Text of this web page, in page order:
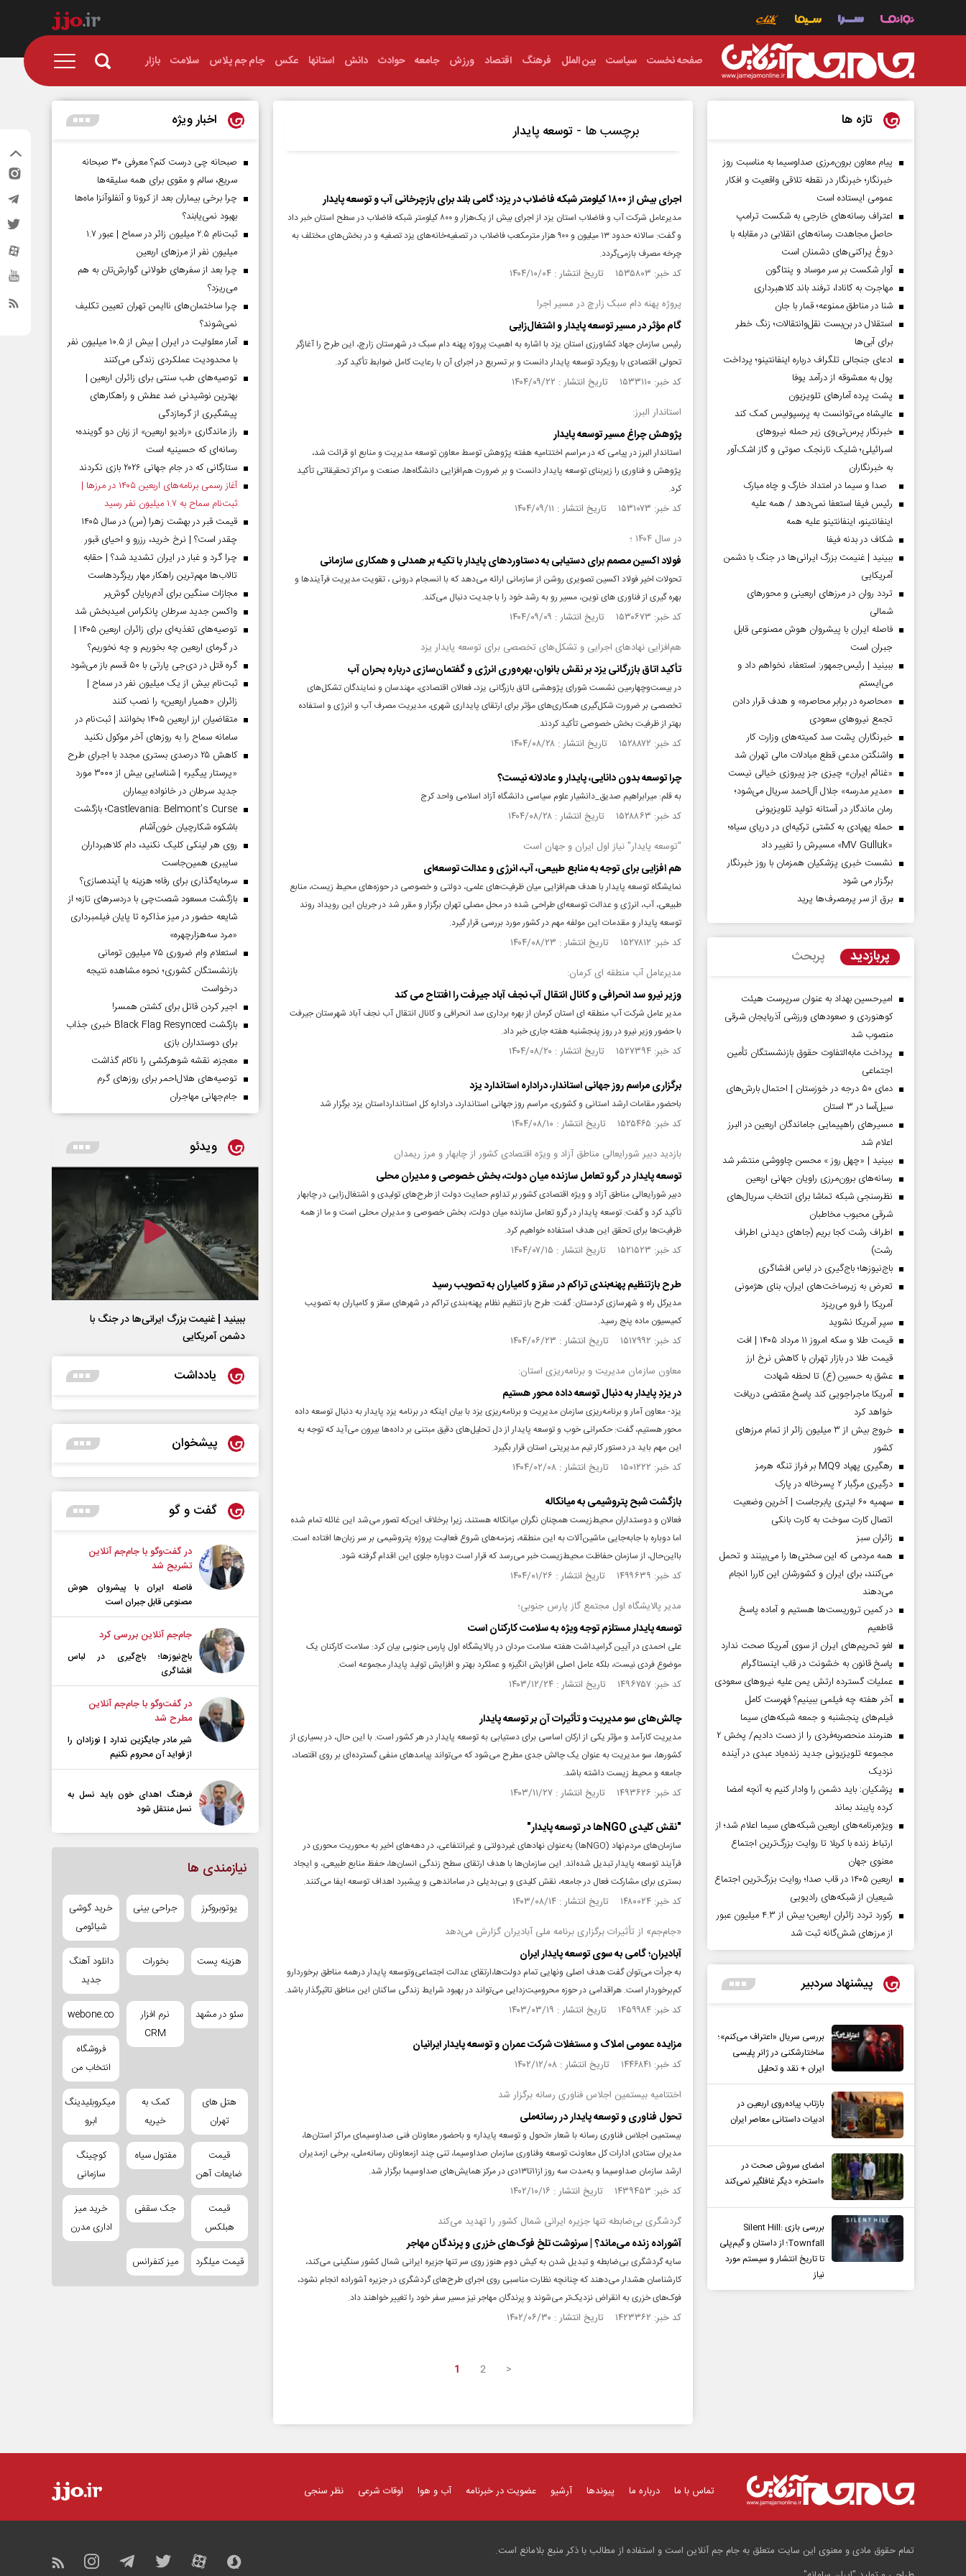
صفحه نخست سیاست بین الملل فرهنگ اقتصاد ورزش جامعه حوادث دانش استانها عکس جام جم پلاس سلامت بازار
برچسب ها - توسعه پایدار
اجرای بیش از ۱۸۰۰ کیلومتر شبکه فاضلاب در یزد؛ گامی بلند برای بازچرخانی آب و توسعه پایدار
مدیرعامل شرکت آب و فاضلاب استان یزد از اجرای بیش از یک‌هزار و ۸۰۰ کیلومتر شبکه فاضلاب در سطح استان خبر داد
و گفت: سالانه حدود ۱۳ میلیون و ۹۰۰ هزار مترمکعب فاضلاب در تصفیه‌خانه‌های یزد تصفیه و در بخش‌های مختلف به
چرخه مصرف بازمی‌گردد.
کد خبر: ۱۵۳۵۸۰۳ تاریخ انتشار : ۱۴۰۴/۱۰/۰۴
پروژه پهنه دام سبک زارچ در مسیر اجرا
گام مؤثر در مسیر توسعه پایدار و اشتغال‌زایی
رئیس سازمان جهاد کشاورزی استان یزد با اشاره به اهمیت پروژه پهنه دام سبک در شهرستان زارچ، این طرح را آغازگر
تحولی اقتصادی با رویکرد توسعه پایدار دانست و بر تسریع در اجرای آن با رعایت کامل ضوابط تأکید کرد.
کد خبر: ۱۵۳۳۱۱۰ تاریخ انتشار : ۱۴۰۴/۰۹/۲۲
استاندار البرز:
پژوهش چراغ مسیر توسعه پایدار
استاندار البرز در پیامی که در مراسم اختتامیه هفته پژوهش توسط معاون توسعه مدیریت و منابع او قرائت شد،
پژوهش و فناوری را زیربنای توسعه پایدار دانست و بر ضرورت هم‌افزایی دانشگاه‌ها، صنعت و مراکز تحقیقاتی تأکید
کرد.
کد خبر: ۱۵۳۱۰۷۳ تاریخ انتشار : ۱۴۰۴/۰۹/۱۱
در سال ۱۴۰۴ ؛
فولاد اکسین مصمم برای دستیابی به دستاوردهای پایدار با تکیه بر همدلی و همکاری سازمانی
تحولات اخیر فولاد اکسین تصویری روشن از سازمانی ارائه می‌دهد که با انسجام درونی ، تقویت مدیریت فرآیندها و
بهره‌ گیری از فناوری‌ های نوین، مسیر رو به رشد خود را با جدیت دنبال می‌کند.
کد خبر: ۱۵۳۰۶۷۳ تاریخ انتشار : ۱۴۰۴/۰۹/۰۹
هم‌افزایی نهادهای اجرایی و تشکل‌های تخصصی برای توسعه پایدار یزد
تأکید اتاق بازرگانی یزد بر نقش بانوان، بهره‌وری انرژی و گفتمان‌سازی درباره بحران آب
در بیست‌وچهارمین نشست شورای پژوهشی اتاق بازرگانی یزد، فعالان اقتصادی، مهندسان و نمایندگان تشکل‌های
تخصصی بر ضرورت شکل‌گیری همکاری‌های مؤثر برای ارتقای پایداری شهری، مدیریت مصرف آب و انرژی و استفاده
بهتر از ظرفیت بخش خصوصی تأکید کردند.
کد خبر: ۱۵۲۸۸۷۲ تاریخ انتشار : ۱۴۰۴/۰۸/۲۸
چرا توسعه بدون دانایی، پایدار و عادلانه نیست؟
به قلم: میرابراهیم صدیق_دانشیار علوم سیاسی دانشگاه آزاد اسلامی واحد کرج
کد خبر: ۱۵۲۸۸۶۳ تاریخ انتشار : ۱۴۰۴/۰۸/۲۸
"توسعه پایدار" نیاز اول ایران و جهان است
هم افزایی برای توجه به منابع طبیعی، آب، انرژی و عدالت توسعه‌ای
نمایشگاه توسعه پایدار با هدف هم‌افزایی میان ظرفیت‌های علمی، دولتی و خصوصی در حوزه‌های محیط زیست، منابع
طبیعی، آب، انرژی و عدالت توسعه‌ای طراحی شده در محل مصلی تهران برگزار و مقرر شد در جریان این رویداد روند
توسعه پایدار و مقدمات این مولفه مهم در کشور مورد بررسی قرار گیرد.
کد خبر: ۱۵۲۷۸۱۲ تاریخ انتشار : ۱۴۰۴/۰۸/۲۳
مدیرعامل آب منطقه ای کرمان:
وزیر نیرو سد انحرافی و کانال انتقال آب نجف آباد جیرفت را افتتاح می کند
مدیر عامل شرکت آب منطقه ای استان کرمان از بهره برداری سد انحرافی و کانال انتقال آب نجف‌ آباد شهرستان جیرفت
با حضور وزیر نیرو در روز پنجشنبه هفته جاری خبر داد.
کد خبر: ۱۵۲۷۳۹۴ تاریخ انتشار : ۱۴۰۴/۰۸/۲۰
برگزاری مراسم روز جهانی استاندار، دراداره استاندارد یزد
باحضور مقامات ارشد استانی و کشوری، مراسم روز جهانی استاندارد، دراداره کل استاندارداستان یزد برگزار شد
کد خبر: ۱۵۲۵۴۶۵ تاریخ انتشار : ۱۴۰۴/۰۸/۱۰
بازدید دبیر شورایعالی مناطق آزاد و ویژه اقتصادی کشور از چابهار و مرز ریمدان
توسعه پایدار در گرو تعامل سازنده میان دولت، بخش خصوصی و مدیران محلی
دبیر شورایعالی مناطق آزاد و ویژه اقتصادی کشور بر تداوم حمایت دولت از طرح‌های تولیدی و اشتغال‌زایی در چابهار
تأکید کرد و گفت: توسعه پایدار در گرو تعامل سازنده میان دولت، بخش خصوصی و مدیران محلی است و ما از همه
ظرفیت‌ها برای تحقق این هدف استفاده خواهیم کرد.
کد خبر: ۱۵۲۱۵۲۳ تاریخ انتشار : ۱۴۰۴/۰۷/۱۵
طرح بازتنظیم پهنه‌بندی تراکم در سقز و کامیاران به تصویب رسید
مدیرکل راه و شهرسازی کردستان: گفت: طرح باز تنظیم نظام پهنه‌بندی تراکم در شهرهای سقز و کامیاران به تصویب
کمیسیون ماده پنج رسید.
کد خبر: ۱۵۱۷۹۹۲ تاریخ انتشار : ۱۴۰۴/۰۶/۲۳
معاون سازمان مدیریت و برنامه‌ریزی استان:
در یزدِ پایدار به دنبال توسعه داده محور هستیم
یزد- معاون آمار و برنامه‌ریزی سازمان مدیریت و برنامه‌ریزی یزد با بیان اینکه در برنامه یزدِ پایدار به دنبال توسعه داده
محور هستیم، گفت: حکمرانی خوب و توسعه پایدار از دل تحلیل‌های دقیق مبتنی بر داده‌ها بیرون می‌آید که توجه به
این مهم باید در دستور کار تیم مدیریتی استان قرار بگیرد.
کد خبر: ۱۵۰۱۲۲۲ تاریخ انتشار : ۱۴۰۴/۰۲/۰۸
بازگشت شبح پتروشیمی به میانکاله
فعالان و دوستداران محیط‌زیست همچنان نگران میانکاله هستند، زیرا برخلاف این‌که تصور می‌شد این غائله تمام شده
اما دوباره با جابه‌جایی ماشین‌آلات به این منطقه، زمزمه‌های شروع فعالیت پروژه پتروشیمی بر سر زبان‌ها افتاده است.
بااین‌حال، از سازمان حفاظت محیط‌زیست خبر می‌رسد که قرار است دوباره جلوی این اقدام گرفته شود.
کد خبر: ۱۴۹۹۶۳۹ تاریخ انتشار : ۱۴۰۴/۰۱/۲۶
مدیر پالایشگاه اول مجتمع گاز پارس جنوبی؛
توسعه پایدار مستلزم توجه ویژه به سلامت کارکنان است
علی احمدی در آیین گرامیداشت هفته سلامت مردان در پالایشگاه اول پارس جنوبی بیان کرد: سلامت کارکنان یک
موضوع فردی نیست، بلکه عامل اصلی افزایش انگیزه و عملکرد بهتر و افزایش تولید پایدار مجموعه است.
کد خبر: ۱۴۹۶۷۵۷ تاریخ انتشار : ۱۴۰۳/۱۲/۲۴
چالش‌های سو مدیریت و تأثیرات آن بر توسعه پایدار
مدیریت کارآمد و مؤثر یکی از ارکان اساسی برای دستیابی به توسعه پایدار در هر کشور است. با این حال، در بسیاری از
کشورها، سو مدیریت به عنوان یک چالش جدی مطرح می‌شود که می‌تواند پیامدهای منفی گسترده‌ای بر روی اقتصاد،
جامعه و محیط زیست داشته باشد.
کد خبر: ۱۴۹۳۶۲۶ تاریخ انتشار : ۱۴۰۳/۱۱/۲۷
"نقش کلیدی NGOها در توسعه پایدار"
سازمان‌های مردم‌نهاد (NGOها) به‌عنوان نهادهای غیردولتی و غیرانتفاعی، در دهه‌های اخیر به محوریت محوری در
فرآیند توسعه پایدار تبدیل شده‌اند. این سازمان‌ها با هدف ارتقای سطح زندگی انسان‌ها، حفظ منابع طبیعی، و ایجاد
بستری برای مشارکت فعال در جامعه، نقش کلیدی و بی‌بدیلی در ساماندهی و پیشبرد اهداف توسعه ایفا می‌کنند.
کد خبر: ۱۴۸۰۰۲۴ تاریخ انتشار : ۱۴۰۳/۰۸/۱۴
«جام‌جم» از تأثیرات برگزاری برنامه ملی آبادیران گزارش می‌دهد
آبادیران؛ گامی به سوی توسعه پایدار ایران
به جرأت می‌توان گفت هدف اصلی ونهایی تمام دولت‌ها،ارتقای عدالت اجتماعی‌وتوسعه پایدار درهمه مناطق برخوردارو
کم‌برخوردار است. هراقدامی در حوزه محرومیت‌زدایی می‌تواند در بهبود شرایط زندگی ساکنان این مناطق تاثیرگذار باشد.
کد خبر: ۱۴۵۹۹۸۴ تاریخ انتشار : ۱۴۰۳/۰۳/۱۹
مزایده عمومی املاک و مستغلات شرکت عمران و توسعه پایدار ایرانیان
کد خبر: ۱۴۴۶۸۴۱ تاریخ انتشار : ۱۴۰۲/۱۲/۰۸
اختتامیه بیستمین اجلاس فناوری رسانه برگزار شد
تحول فناوری و توسعه پایدار در رسانه‌ملی
بیستمین اجلاس فناوری رسانه با شعار «تحول و توسعه پایدار» و باحضور معاونان فنی صداوسیمای مراکز استان‌ها،
مدیران ستادی ادارات کل معاونت توسعه وفناوری سازمان صداوسیما، تنی چند ازمعاونان رسانه‌ملی، برخی ازمدیران
ارشد سازمان صداوسیما و به‌مدت سه روز از۱۱تا۱۳دی در مرکز همایش‌های صداوسیما برگزار شد.
کد خبر: ۱۴۳۹۴۵۳ تاریخ انتشار : ۱۴۰۲/۱۰/۱۶
گردشگری بی‌ضابطه تنها جزیره ایرانی شمال‌ کشور را تهدید می‌کند
آشوراده زنده می‌ماند؟ | سرنوشت تلخ فوک‌های خزری و پرندگان مهاجر
سایه گردشگری بی‌ضابطه و تبدیل شدن به کیش دوم هنوز روی سر تنها جزیره ایرانی شمال کشور سنگینی می‌کند،
کارشناسان هشدار می‌دهند که چنانچه نظارت مناسبی روی اجرای طرح‌های گردشگری در جزیره آشوراده انجام نشود،
فوک‌های خزری ‌به انقراض نزدیک‌تر می‌شوند و پرندگان مهاجر نیز مسیر سفر خود را تغییر خواهند داد.
کد خبر: ۱۴۲۳۳۶۲ تاریخ انتشار : ۱۴۰۲/۰۶/۳۰
1 2 >
تازه ها
پیام معاون برون‌مرزی صداوسیما به مناسبت روز
خبرنگار؛ خبرنگار در نقطه تلاقی واقعیت و افکار
عمومی ایستاده است
اعتراف رسانه‌های خارجی به شکست ترامپ
حاصل مجاهدت رسانه‌های انقلابی در مقابله با
دروغ پراکنی‌های دشمنان است
آوار شکست بر سر موساد و پنتاگون
مهاجرت به کانادا، ترفند باند کلاهبرداری
شنا در مناطق ممنوعه؛ قمار با جان
استقلال در بن‌بست نقل‌وانتقالات؛ زنگ خطر
برای آبی‌ها
ادعای جنجالی تلگراف درباره اینفانتینو؛ پرداخت
پول به معشوقه از درآمد یوفا
پشت پرده آمارهای تلویزیون
عالیشاه می‌توانست به پرسپولیس کمک کند
خبرنگار پرس‌تی‌وی زیر حمله نیروهای
اسرائیلی؛ شلیک نارنجک صوتی و گاز اشک‌آور
به خبرنگاران
صدا و سیما در امتداد خارگ و چاه مبارک
رئیس فیفا استعفا نمی‌دهد / همه علیه
اینفانتینو، اینفانتینو علیه همه
شکاف در بدنه فیفا
ببینید | غنیمت بزرگ ایرانی‌ها در جنگ با دشمن
آمریکایی
تردد روان در مرزهای اربعینی و محورهای
شمالی
فاصله ایران با پیشرو‌ان هوش مصنوعی قابل
جبران است
ببینید | رئیس‌جمهور: استعفاء نخواهم داد و
می‌ایستم
«محاصره در برابر محاصره» و هدف قرار دادن
تجمع نیروهای سعودی
خبرنگاران پشت سد کمیته‌های وزارت کار
واشنگتن مدعی قطع مبادلات مالی تهران شد
«غنائم ایران» چیزی جز پیروزی خیالی نیست
«مدیر مدرسه» جلال آل‌احمد سریال می‌شود؛
رمان ماندگار در آستانه تولید تلویزیونی
حمله پهپادی به کشتی ترکیه‌ای در دریای سیاه؛
«MV Gulluk» مسیرش را تغییر داد
نشست خبری پزشکیان همزمان با روز خبرنگار
برگزار می شود
برق از سر پرمصرف‌ها پرید
پربازدید پربحث
امیرحسین بهداد به عنوان سرپرست هیئت
کوهنوردی و صعودهای ورزشی آذربایجان شرقی
منصوب شد
پرداخت مابه‌التفاوت حقوق بازنشستگان تأمین
اجتماعی
دمای ۵۰ درجه در خوزستان | احتمال بارش‌های
سیل‌آسا در ۳ استان
مسیر‌های راهپیمایی جاماندگان اربعین در البرز
اعلام شد
ببینید | «چهل روز » محسن چاووشی منتشر شد
رسانه‌های برون‌مرزی راویان جهانی اربعین
نظرسنجی شبکه تماشا برای انتخاب سریال‌های
شرقی محبوب مخاطبان
اطراف رشت کجا بریم (جاهای دیدنی اطراف
رشت)
باج‌نیوزها؛ باج‌گیری در لباس افشاگری
تعرض به زیرساخت‌های ایران، بنای هژمونی
آمریکا را فرو می‌ریزد
سپر آمریکا نشوید
قیمت طلا و سکه امروز ۱۱ مرداد ۱۴۰۵ | افت
قیمت طلا در بازار تهران با کاهش نرخ ارز
عشق به حسین (ع) تا لحظه شهادت
آمریکا ماجراجویی کند پاسخ مقتضی دریافت
خواهد کرد
خروج بیش از ۳ میلیون زائر از تمام مرز‌های
کشور
رهگیری پهپاد MQ9 بر فراز تنگه هرمز
درگیری مرگبار ۲ پسرخاله در پارک
سهمیه ۶۰ لیتری پابرجاست | آخرین وضعیت
اتصال کارت سوخت به کارت بانکی
‌زائران سبز
همه مردمی که این سختی‌ها را می‌بینند و تحمل
می‌کنند، برای ایران و کشورشان این کاررا انجام
می‌دهند
در کمین تروریست‌ها هستیم و آماده پاسخ
قاطعیم
لغو تحریم‌های ایران از سوی آمریکا صحت ندارد
پاسخ قانون به خشونت در قاب اینستاگرام
عملیات گسترده ارتش یمن علیه نیروهای سعودی
آخر هفته چه فیلمی ببینیم؟ فهرست کامل
فیلم‌های پنجشنبه و جمعه شبکه‌های سیما
هنرمند منحصر‌به‌فردی را از دست دادیم/ پخش ۲
مجموعه تلویزیونی جدید زنده‌یاد عبدی در آینده
نزدیک
پزشکیان: باید دشمن را وادار کنیم به آنچه امضا
کرده پایبند بماند
ویژه‌برنامه‌های اربعین شبکه‌های سیما اعلام شد؛ از
ارتباط زنده با کربلا تا روایت بزرگ‌ترین اجتماع
معنوی جهان
اربعین ۱۴۰۵ در قاب صدا؛ روایت بزرگ‌ترین اجتماع
شیعیان از شبکه‌های رادیویی
رکورد تردد زائران اربعین؛ بیش از ۴.۳ میلیون عبور
از مرزهای شش‌گانه ثبت شد
پیشنهاد سردبیر
بررسی سریال «اعتراف می‌کنم»؛
ساختارشکنی در ژانر پلیسی
ایران + نقد و تحلیل
بازتاب پیاده‌روی اربعین در
ادبیات داستانی معاصر ایران
امضای سروش صحت در
«استخر» دیگر غافلگیر نمی‌کند
بررسی بازی Silent Hill:
Townfall؛ از داستان و گیم‌پلی
تا تاریخ انتشار و سیستم مورد
نیاز
اخبار ویژه
صبحانه چی درست کنم؟ معرفی ۳۰ صبحانه
سریع، سالم و مقوی برای همه سلیقه‌ها
چرا برخی بیماران بعد از کرونا و آنفلوآنزا ماه‌ها
بهبود نمی‌یابند؟
ثبت‌نام ۲.۵ میلیون زائر در سماح | عبور ۱.۷
میلیون نفر از مرز‌های اربعین
چرا بعد از سفرهای طولانی گوارش‌تان به هم
می‌ریزد؟
چرا ساختمان‌های ناایمن تهران تعیین تکلیف
نمی‌شوند؟
آمار معلولیت در ایران | بیش از ۱۰.۵ میلیون نفر
با محدودیت عملکردی زندگی می‌کنند
توصیه‌های طب سنتی برای زائران اربعین |
بهترین نوشیدنی ضد عطش و راهکارهای
پیشگیری از گرمازدگی
راز ماندگاری «رادیو اربعین» از زبان دو گوینده؛
رسانه‌ای که حسینیه است
ستارگانی که در جام جهانی ۲۰۲۶ بازی نکردند
آغاز رسمی برنامه‌های اربعین ۱۴۰۵ در مرز‌ها |
ثبت‌نام سماح به ۱.۷ میلیون نفر رسید
قیمت قبر در بهشت زهرا (س) در سال ۱۴۰۵
چقدر است؟ | نرخ خرید، رزرو و احیای قبور
چرا گرد و غبار در ایران تشدید شد؟ | حقابه
تالاب‌ها مهم‌ترین راهکار مهار ریزگردهاست
مجازات سنگین برای آدم‌ربایان گوش‌بر
واکسن جدید سرطان پانکراس امیدبخش شد
توصیه‌های تغذیه‌ای برای زائران اربعین ۱۴۰۵ |
در گرمای اربعین چه بخوریم و چه نخوریم؟
گره قتل در دی‌جی پارتی با ۵۰ قسم باز می‌شود
ثبت‌نام بیش از یک میلیون نفر در سماح |
زائران «همیار اربعین» را نصب کنند
متقاضیان ارز اربعین ۱۴۰۵ بخوانند | ثبت‌نام در
سامانه سماح را به روز‌های آخر موکول نکنید
کاهش ۲۵ درصدی بستری مجدد با اجرای طرح
«پرستار پیگیر» | شناسایی بیش از ۳۰۰۰ مورد
جدید سرطان در خانواده بیماران
Castlevania: Belmont’s Curse؛ بازگشت
باشکوه شکارچیان خون‌آشام
روی هر لینکی کلیک نکنید، دام کلاهبرداران
سایبری همین‌جاست
سرمایه‌گذاری برای رفاه؛ هزینه یا آینده‌سازی؟
بازگشت مسعود شصت‌چی با دردسر‌های تازه؛ از
شایعه حضور در میز مذاکره تا پایان فیلمبرداری
«مرد سه‌هزارچهره»
استعلام وام ضروری ۷۵ میلیون تومانی
بازنشستگان کشوری؛ نحوه مشاهده نتیجه
درخواست
اجیر کردن قاتل برای کشتن همسر!
بازگشت Black Flag Resynced خبری جذاب
برای دوستداران بازی
معجزه، نقشه شوهرکشی را ناکام گذاشت
توصیه‌های هلال‌احمر برای روز‌های گرم
جام‌جهانی مهاجران
ویدئو
ببینید | غنیمت بزرگ ایرانی‌ها در جنگ با
دشمن آمریکایی
یادداشت
پیشخوان
گفت و گو
در گفت‌و‌گو با جام‌جم آنلاین
تشریح شد
فاصله ایران با پیشرو‌ان هوش
مصنوعی قابل جبران است
جام‌جم آنلاین بررسی کرد
باج‌نیوزها؛ باج‌گیری در لباس
افشاگری
در گفت‌و‌گو با جام‌جم آنلاین
مطرح شد
شیر مادر جایگزین ندارد | نوزادان را
از فواید آن محروم نکنیم
فرهنگ اهدای خون باید نسل به
نسل منتقل شود
نیازمندی ها
یوتوبروکرز جراحی بینی
خرید گوشی
شیائومی
هزینه پست بخورات
دانلود آهنگ
جدید
سئو در مشهد
نرم افزار
CRM
webone.co
فروشگاه
انتخاب من
هتل های
تهران
کمک به
خیریه
میکروبلیدینگ
ابرو
قیمت
ضایعات آهن
مفتول سیاه
کوچینگ
سازمانی
قیمت
هبلکس
جک سقفی
خرید میز
اداری مدرن
قیمت میلگرد میز کنفرانس
تماس با ما درباره ما پیوندها آرشیو عضویت در خبرنامه آب و هوا اوقات شرعی نظر سنجی
تمام حقوق مادی و معنوی این سایت متعلق به جام جم آنلاین است و استفاده از مطالب با ذکر منبع بلامانع است.